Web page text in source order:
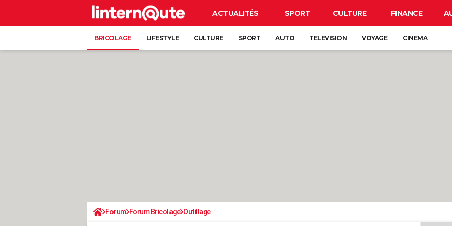
ACTUALITÉS SPORT CULTURE FINANCE
BRICOLAGE LIFESTYLE CULTURE SPORT AUTO TELEVISION VOYAGE CINEMA
Forum Forum Bricolage Outillage